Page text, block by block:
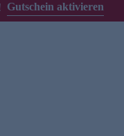
Gutschein aktivieren